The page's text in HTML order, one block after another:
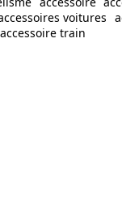
voitures
accessoire train